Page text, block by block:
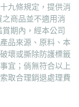
九條規定，提供消
商品並不適用消
期內，經本公司
品來源、原料、本
壞或撕除防護標籤
宜；倘無符合以上
取合理銷退處理費